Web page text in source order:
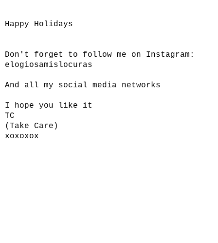
Happy Holidays
Don't forget to follow me on Instagram:
elogiosamislocuras
And all my social media networks
I hope you like it
TC
(Take Care)
xoxoxox